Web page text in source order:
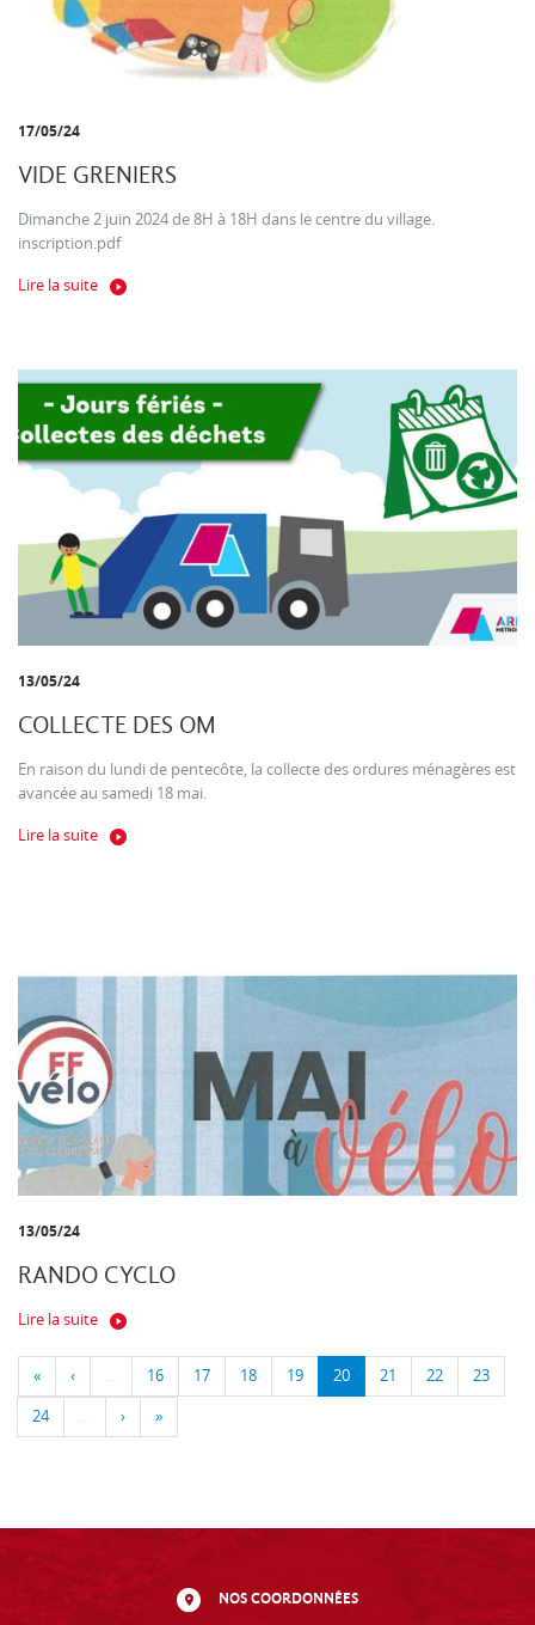
17/05/24
VIDE GRENIERS
Dimanche 2 juin 2024 de 8H à 18H dans le centre du village.
inscription.pdf
Lire la suite
13/05/24
COLLECTE DES OM
En raison du lundi de pentecôte, la collecte des ordures ménagères est
avancée au samedi 18 mai.
Lire la suite
13/05/24
RANDO CYCLO
Lire la suite
« ‹ … 16 17 18 19 20 21 22 23
24 … › »
NOS COORDONNÉES